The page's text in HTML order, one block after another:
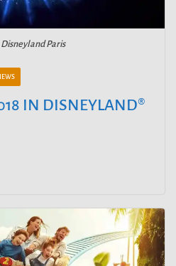
Paris
IN DISNEYLAND®